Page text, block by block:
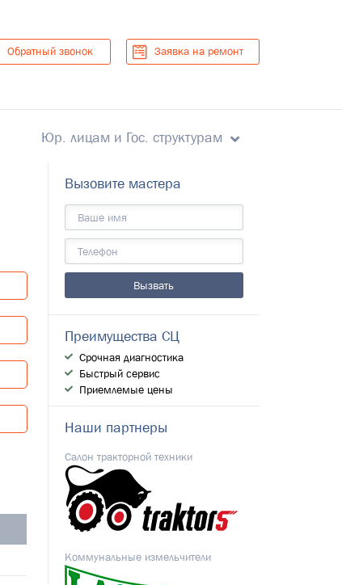
Обратный звонок Заявка на ремонт
Юр. лицам и Гос. структурам
Вызовите мастера
Преимущества СЦ
Срочная диагностика
Быстрый сервис
Приемлемые цены
Наши партнеры
Салон тракторной техники
Коммунальные измельчители